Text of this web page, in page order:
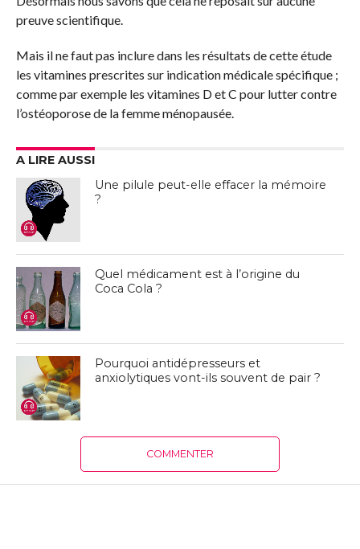
preuve scientifique.
Mais il ne faut pas inclure dans les résultats de cette étude
les vitamines prescrites sur indication médicale spécifique ;
comme par exemple les vitamines D et C pour lutter contre
l’ostéoporose de la femme ménopausée.
A LIRE AUSSI
Une pilule peut-elle effacer la mémoire
?
Quel médicament est à l’origine du
Coca Cola ?
Pourquoi antidépresseurs et
anxiolytiques vont-ils souvent de pair ?
COMMENTER